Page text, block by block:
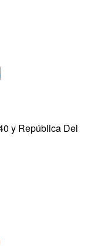
y República Del